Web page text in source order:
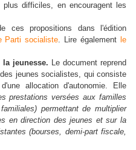
difficiles, en encouragent les
ces propositions dans l'édition
Parti socialiste. Lire également le
jeunesse. Le document reprend
jeunes socialistes, qui consiste
allocation d'autonomie. Elle
prestations versées aux familles
permettant de multiplier
en direction des jeunes et sur la
(bourses, demi-part fiscale,